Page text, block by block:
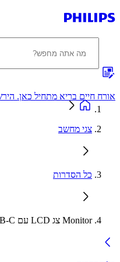
חיים בריא מתחיל כאן. הירשם
צגי מחשב
כל הסדרות
Monitor צג LCD עם USB-C